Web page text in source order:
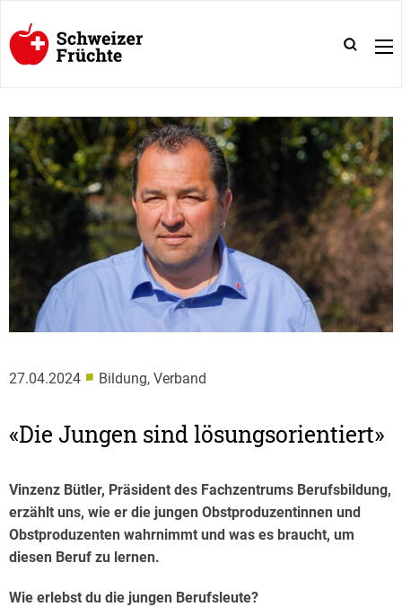
27.04.2024 ■ Bildung, Verband
«Die Jungen sind lösungsorientiert»
Vinzenz Bütler, Präsident des Fachzentrums Berufsbildung,
erzählt uns, wie er die jungen Obstproduzentinnen und
Obstproduzenten wahrnimmt und was es braucht, um
diesen Beruf zu lernen.
Wie erlebst du die jungen Berufsleute?